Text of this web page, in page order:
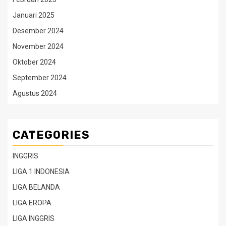
Januari 2025
Desember 2024
November 2024
Oktober 2024
September 2024
Agustus 2024
CATEGORIES
INGGRIS
LIGA 1 INDONESIA
LIGA BELANDA
LIGA EROPA
LIGA INGGRIS